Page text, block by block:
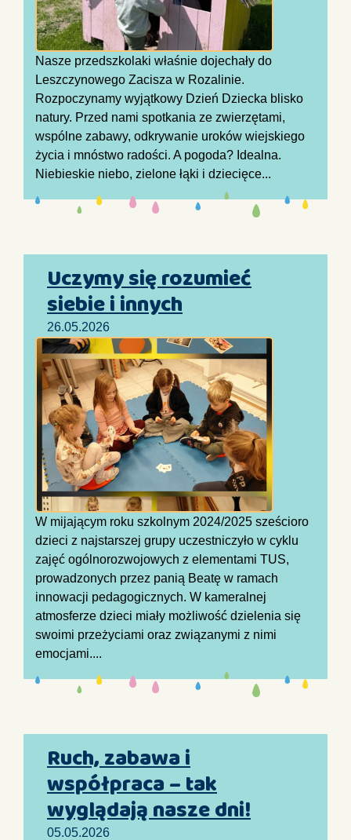
Nasze przedszkolaki właśnie dojechały do
Leszczynowego Zacisza w Rozalinie.
Rozpoczynamy wyjątkowy Dzień Dziecka blisko
natury. Przed nami spotkania ze zwierzętami,
wspólne zabawy, odkrywanie uroków wiejskiego
życia i mnóstwo radości. A pogoda? Idealna.
Niebieskie niebo, zielone łąki i dziecięce...
Uczymy się rozumieć
siebie i innych
26.05.2026
W mijającym roku szkolnym 2024/2025 sześcioro
dzieci z najstarszej grupy uczestniczyło w cyklu
zajęć ogólnorozwojowych z elementami TUS,
prowadzonych przez panią Beatę w ramach
innowacji pedagogicznych. W kameralnej
atmosferze dzieci miały możliwość dzielenia się
swoimi przeżyciami oraz związanymi z nimi
emocjami....
Ruch, zabawa i
współpraca – tak
wyglądają nasze dni!
05.05.2026